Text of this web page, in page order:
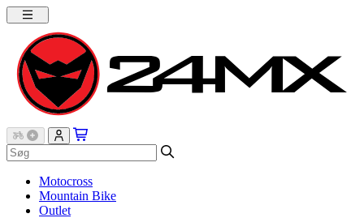
Motocross
Mountain Bike
Outlet